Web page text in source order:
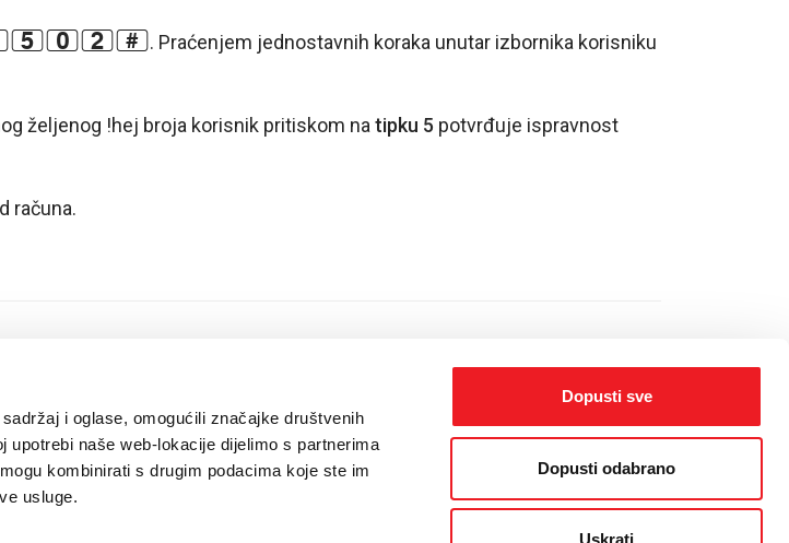
i oglase, omogućili značajke društvenih
naše web-lokacije dijelimo s partnerima
kombinirati s drugim podacima koje ste im
usluge.
Dopusti sve
Dopusti odabrano
Uskrati
. Praćenjem jednostavnih koraka unutar izbornika korisniku
željenog !hej broja korisnik pritiskom na tipku 5 potvrđuje ispravnost
računa.
/ Uvjeti korištenja /Web dizajnby THE BIG IDEA LAB